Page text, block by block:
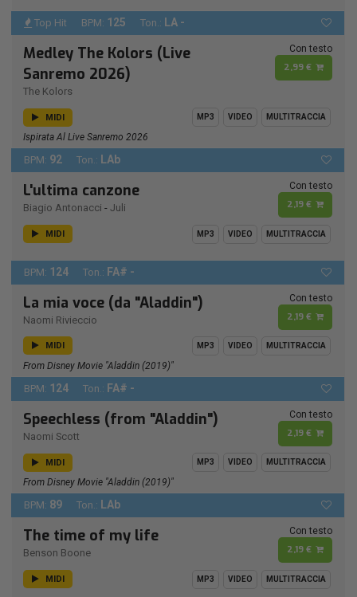
Top Hit BPM: 125 Ton.: LA -
Medley The Kolors (Live
Sanremo 2026)
The Kolors
Con testo
2,99 €
MIDI MP3 VIDEO MULTITRACCIA
Ispirata Al Live Sanremo 2026
BPM: 92 Ton.: LAb
L'ultima canzone
Biagio Antonacci - Juli
Con testo
2,19 €
MIDI MP3 VIDEO MULTITRACCIA
BPM: 124 Ton.: FA# -
La mia voce (da "Aladdin")
Naomi Rivieccio
Con testo
2,19 €
MIDI MP3 VIDEO MULTITRACCIA
From Disney Movie "Aladdin (2019)"
BPM: 124 Ton.: FA# -
Speechless (from "Aladdin")
Naomi Scott
Con testo
2,19 €
MIDI MP3 VIDEO MULTITRACCIA
From Disney Movie "Aladdin (2019)"
BPM: 89 Ton.: LAb
The time of my life
Benson Boone
Con testo
2,19 €
MIDI MP3 VIDEO MULTITRACCIA